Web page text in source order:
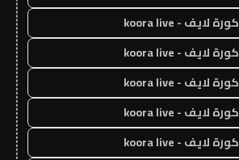
كورة لايف - koora live
كورة لايف - koora live
كورة لايف - koora live
كورة لايف - koora live
كورة لايف - koora live